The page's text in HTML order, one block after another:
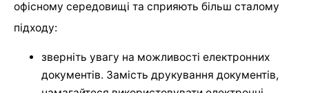
офісному середовищі та сприяють більш сталому
підходу:
зверніть увагу на можливості електронних
документів. Замість друкування документів,